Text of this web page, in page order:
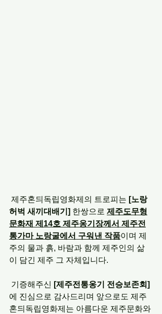
제주혼듸독립영화제의 트로피는 [노랑
허벅 새끼대배기] 한쌍으로 제주도무형
문화재 제14호 제주옹기장께서 제주전
통가마 노랑굴에서 구워낸 작품이며 제
주의 물과 흙, 바람과 함께 제주인의 삶
이 담긴 제주 그 자체입니다.
기증해주신 [제주전통옹기 전승보존회]
에 진심으로 감사드리며 앞으로도 제주
혼듸독립영화제는 아름다운 제주문화와